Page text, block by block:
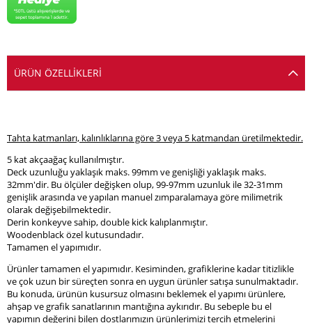
ÜRÜN ÖZELLIKLERI
Tahta katmanları, kalınlıklarına göre 3 veya 5 katmandan üretilmektedir.
5 kat akçaağaç kullanılmıştır.
Deck uzunluğu yaklaşık maks. 99mm ve genişliği yaklaşık maks.
32mm'dir. Bu ölçüler değişken olup, 99-97mm uzunluk ile 32-31mm
genişlik arasında ve yapılan manuel zımparalamaya göre milimetrik
olarak değişebilmektedir.
Derin konkeyve sahip, double kick kalıplanmıştır.
Woodenblack özel kutusundadır.
Tamamen el yapımıdır.
Ürünler tamamen el yapımıdır. Kesiminden, grafiklerine kadar titizlikle
ve çok uzun bir süreçten sonra en uygun ürünler satışa sunulmaktadır.
Bu konuda, ürünün kusursuz olmasını beklemek el yapımı ürünlere,
ahşap ve grafik sanatlarının mantığına aykırıdır. Bu sebeple bu el
yapımın değerini bilen dostlarımızın ürünlerimizi tercih etmelerini